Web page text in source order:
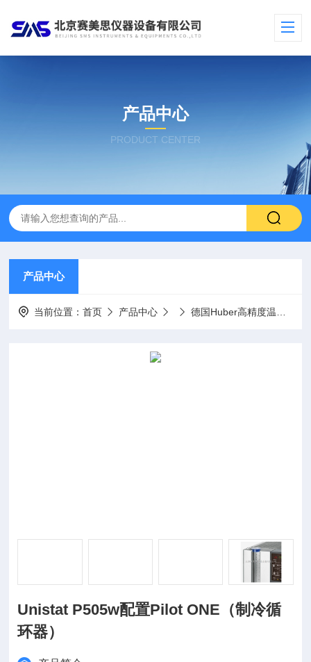
产品中心
PRODUCT CENTER
产品中心
当前位置：首页 产品中心 德国Huber高精度温度控制器
Unistat P505w配置Pilot ONE（制冷循
环器）